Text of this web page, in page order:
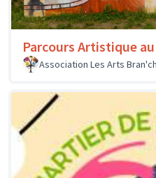
Parcours Artistique
Association Les Arts